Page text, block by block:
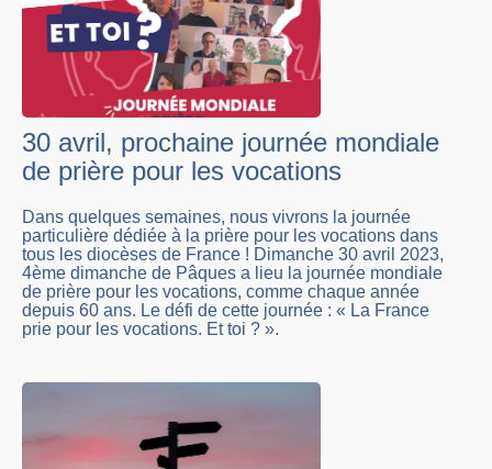
30 avril, prochaine journée mondiale
de prière pour les vocations
Dans quelques semaines, nous vivrons la journée
particulière dédiée à la prière pour les vocations dans
tous les diocèses de France ! Dimanche 30 avril 2023,
4ème dimanche de Pâques a lieu la journée mondiale
de prière pour les vocations, comme chaque année
depuis 60 ans. Le défi de cette journée : « La France
prie pour les vocations. Et toi ? ».